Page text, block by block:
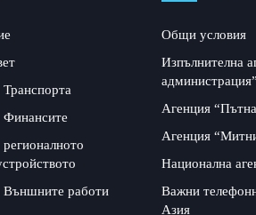
Финансите
Външните работи
Общи условия
Изпълнителна
администрация”
Агенция
Агенция
Национална
Важни
Азия